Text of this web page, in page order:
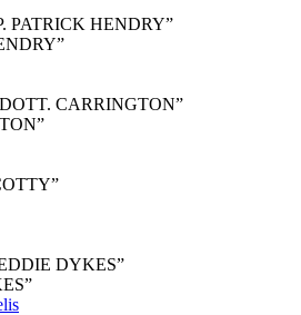
PATRICK HENDRY”
DOTT. CARRINGTON”
”
DYKES”